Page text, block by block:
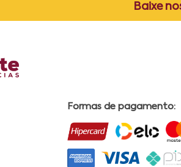
Baixe
Formas de pagamento: